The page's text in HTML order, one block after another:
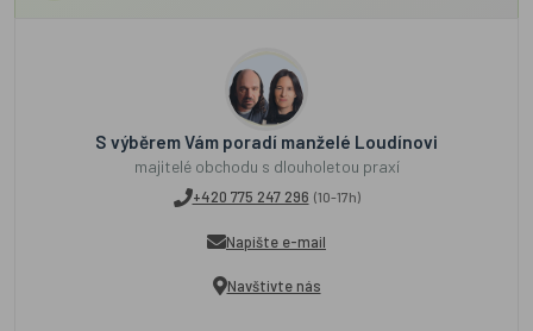
S výběrem Vám poradí manželé Loudínovi
majitelé obchodu s dlouholetou praxí
+420 775 247 296 (10-17h)
Napište e-mail
Navštivte nás